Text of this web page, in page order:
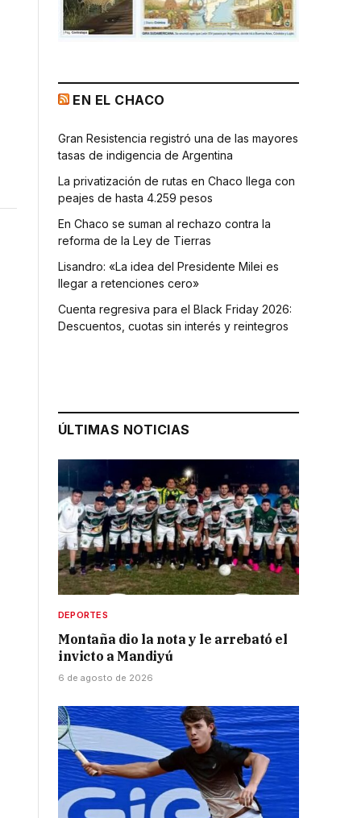
EN EL CHACO
Gran Resistencia registró una de las mayores
tasas de indigencia de Argentina
La privatización de rutas en Chaco llega con
peajes de hasta 4.259 pesos
En Chaco se suman al rechazo contra la
reforma de la Ley de Tierras
Lisandro: «La idea del Presidente Milei es
llegar a retenciones cero»
Cuenta regresiva para el Black Friday 2026:
Descuentos, cuotas sin interés y reintegros
ÚLTIMAS NOTICIAS
DEPORTES
Montaña dio la nota y le arrebató el
invicto a Mandiyú
6 de agosto de 2026